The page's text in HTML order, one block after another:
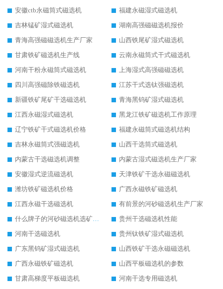
安徽ctb永磁筒式磁选机
福建永磁湿式磁选机
吉林锰矿湿式磁选机
湖南高强磁磁选机报价
青海高强磁磁选机生产厂家
山西铁尾矿湿式磁选机
甘肃铁矿磁选机生产线
云南永磁筒式干式磁选机
河南干粉永磁筒式磁选机
上海湿式高强磁磁选机
四川高强磁除铁磁选机
江苏干式选钛强磁选机
新疆铁矿尾矿干选磁选机
青海黑钨矿湿式磁选机
江西永磁湿式磁选机
黑龙江铁矿磁选机工作原理
辽宁铁矿干式磁选机价格
福建永磁筒式磁选机结构
吉林永磁筒式强磁选机
山西干选筒式磁选机
内蒙古干选磁选机调整
内蒙古湿式磁选机生产厂家
安徽湿式逆流磁选机
天津铁矿干选永磁磁选机
潍坊铁矿磁选机价格
广西永磁铁矿磁选机
江西永磁干选磁选机
有前景的河砂磁选机生产厂家
什么牌子的河砂磁选机选矿效果好
贵州干选磁选机性能
河南干选磁选机
贵州钛铁矿湿式磁选机
广东黑钨矿湿式磁选机
山西铁矿干选永磁磁选机
广西永磁铁矿磁选机
山西平板磁选机的参数
甘肃高梯度平板磁选机
河南干选专用磁选机